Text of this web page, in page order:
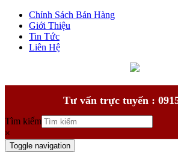
Chính Sách Bán Hàng
Giới Thiệu
Tin Tức
Liên Hệ
Tư vấn trực tuyến :
Tìm kiếm
×
Toggle navigation